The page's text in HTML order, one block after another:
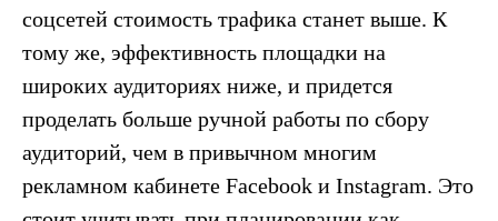
соцсетей стоимость трафика станет выше. К
тому же, эффективность площадки на
широких аудиториях ниже, и придется
проделать больше ручной работы по сбору
аудиторий, чем в привычном многим
рекламном кабинете Facebook и Instagram. Это